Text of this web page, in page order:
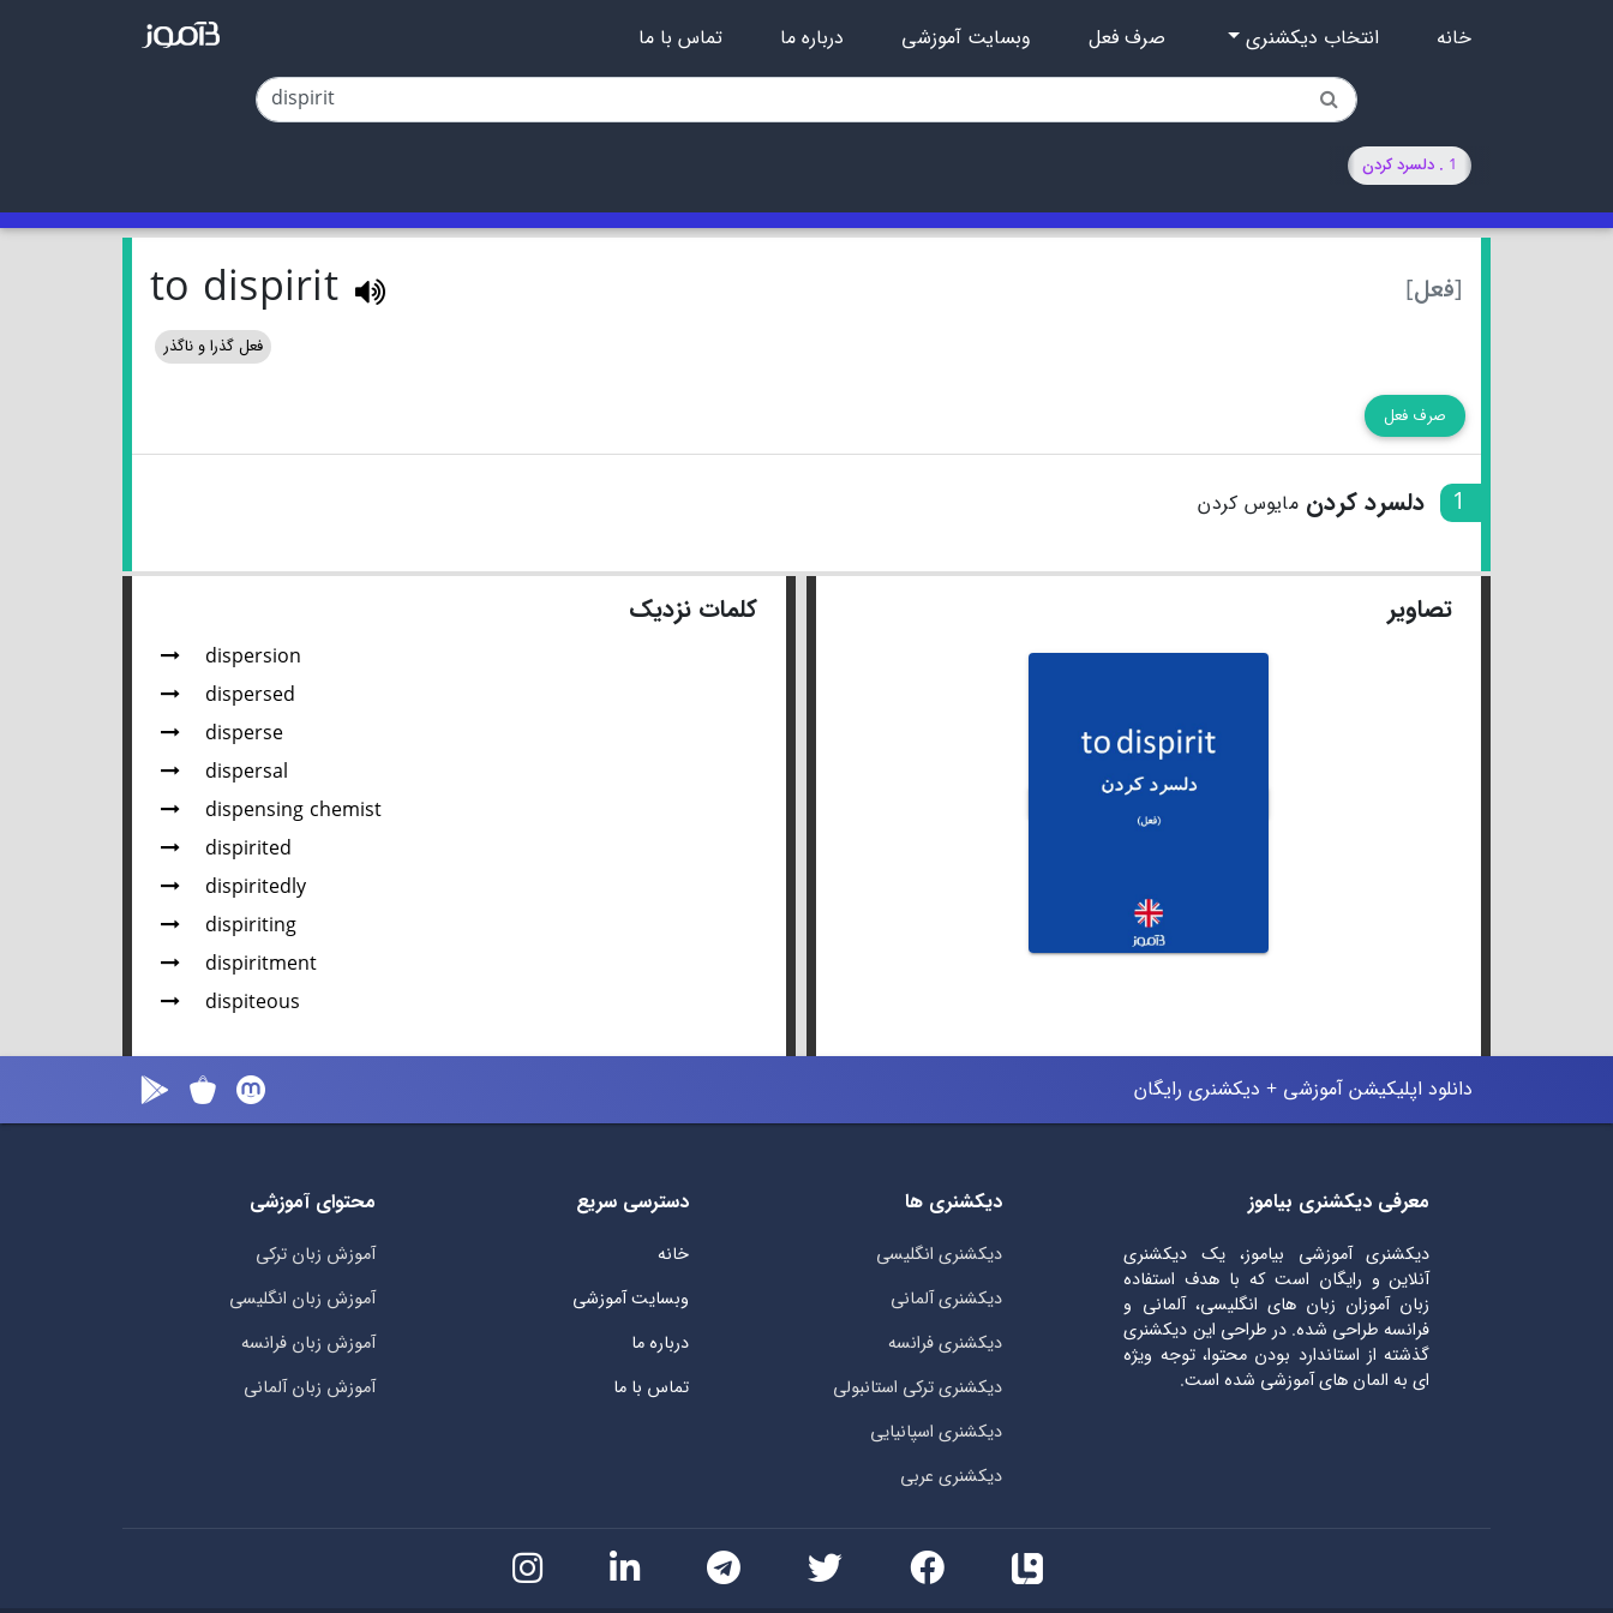
خانه انتخاب دیکشنری صرف فعل وبسایت آموزشی درباره ما تماس با ما
1 . دلسرد کردن
[فعل] to dispirit
فعل گذرا و ناگذر
صرف فعل
1 دلسرد کردنمایوس کردن
تصاویر کلمات نزدیک
dispersion
dispersed
disperse
dispersal
dispensing chemist
dispirited
dispiritedly
dispiriting
dispiritment
dispiteous
دانلود اپلیکیشن آموزشی + دیکشنری رایگان
معرفی دیکشنری بیاموز
دیکشنری آموزشی بیاموز، یک دیکشنری
آنلاین و رایگان است که با هدف استفاده
زبان آموزان زبان های انگلیسی، آلمانی و
فرانسه طراحی شده. در طراحی این دیکشنری
گذشته از استاندارد بودن محتوا، توجه ویژه
ای به المان های آموزشی شده است.
دیکشنری ها
دیکشنری انگلیسی
دیکشنری آلمانی
دیکشنری فرانسه
دیکشنری ترکی استانبولی
دیکشنری اسپانیایی
دیکشنری عربی
دسترسی سریع
خانه
وبسایت آموزشی
درباره ما
تماس با ما
محتوای آموزشی
آموزش زبان ترکی
آموزش زبان انگلیسی
آموزش زبان فرانسه
آموزش زبان آلمانی